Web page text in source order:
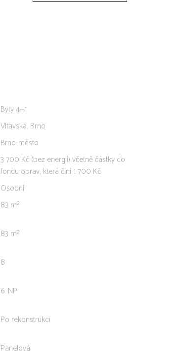
Byty 4+1
Vltavská, Brno
Brno-město
3 700 Kč (bez energií) včetně částky do
fondu oprav, která činí 1 700 Kč
Osobní
83 m²
83 m²
8
6. NP
Po rekonstrukci
Panelová